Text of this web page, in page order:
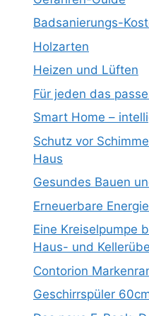
Badsanierungs-
Holzarten
Heizen und Lüften
Für jeden das
Smart Home –
Schutz vor
Haus
Gesundes Bauen
Erneuerbare
Eine Kreiselpumpe
Haus- und
Contorion
Geschirrspüler